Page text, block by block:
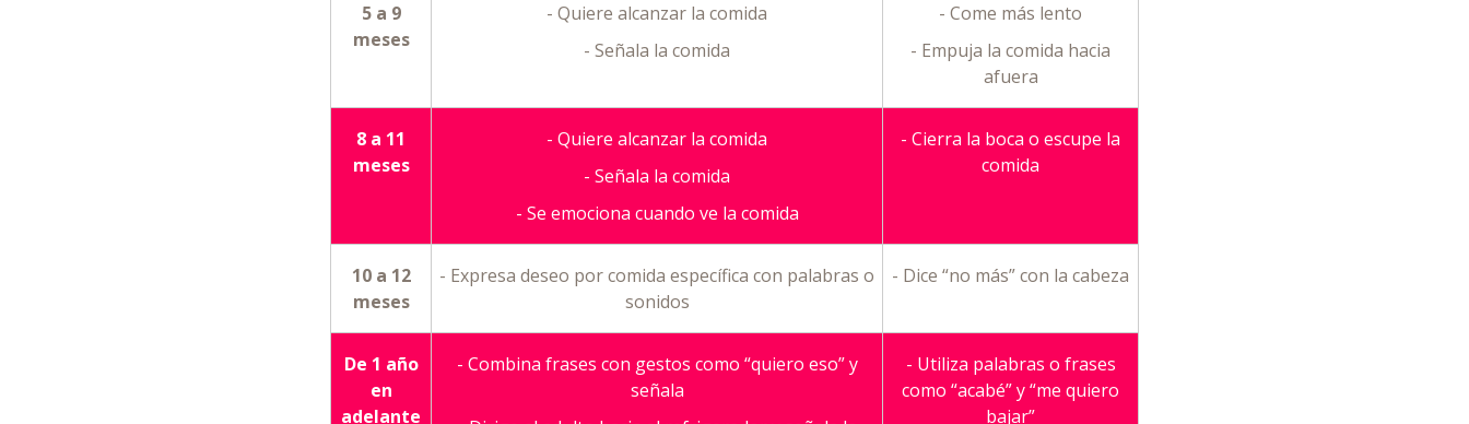
5 a 9
meses
- Quiere alcanzar la comida
- Señala la comida
- Come más lento
- Empuja la comida hacia
afuera
8 a 11
meses
- Quiere alcanzar la comida
- Señala la comida
- Se emociona cuando ve la comida
- Cierra la boca o escupe la
comida
10 a 12
meses
- Expresa deseo por comida específica con palabras o
sonidos
- Dice “no más” con la cabeza
De 1 año
en
adelante
- Combina frases con gestos como “quiero eso” y
señala
- Utiliza palabras o frases
como “acabé” y “me quiero
bajar”